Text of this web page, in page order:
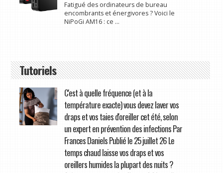
Fatigué des ordinateurs de bureau
encombrants et énergivores ? Voici le
NiPoGi AM16 : ce ...
Tutoriels
C'est à quelle fréquence (et à la
température exacte) vous devez laver vos
draps et vos taies d'oreiller cet été, selon
un expert en prévention des infections Par
Frances Daniels Publié le 25 juillet 26 Le
temps chaud laisse vos draps et vos
oreillers humides la plupart des nuits ?